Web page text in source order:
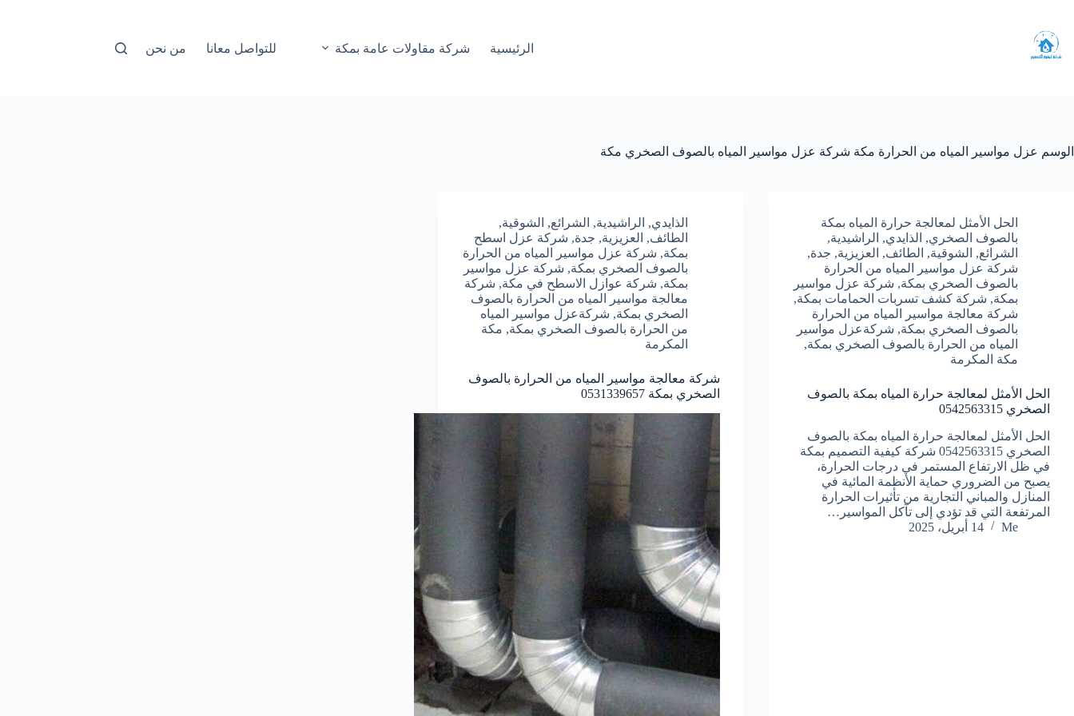
المحتوى
الرئيسية شركة مقاولات عامة بمكة للتواصل معانا من نحن
الوسم عزل مواسير المياه من الحرارة مكة شركة عزل مواسير المياه بالصوف الصخري مكة
الحل الأمثل لمعالجة حرارة المياه بمكة
بالصوف الصخري, الذايدي, الراشيدية,
الشرائع, الشوقية, الطائف, العزيزية, جدة,
شركة عزل مواسير المياه من الحرارة
بالصوف الصخري بمكة, شركة عزل مواسير
بمكة, شركة كشف تسربات الحمامات بمكة,
شركة معالجة مواسير المياه من الحرارة
بالصوف الصخري بمكة, شركةعزل مواسير
المياه من الحرارة بالصوف الصخري بمكة,
مكة المكرمة
الحل الأمثل لمعالجة حرارة المياه بمكة بالصوف
الصخري 0542563315
الحل الأمثل لمعالجة حرارة المياه بمكة بالصوف
الصخري 0542563315 شركة كيفية التصميم بمكة
في ظل الارتفاع المستمر في درجات الحرارة،
يصبح من الضروري حماية الأنظمة المائية في
المنازل والمباني التجارية من تأثيرات الحرارة
المرتفعة التي قد تؤدي إلى تآكل المواسير…
Me
14 أبريل، 2025
الذايدي, الراشيدية, الشرائع, الشوقية,
الطائف, العزيزية, جدة, شركة عزل اسطح
بمكة, شركة عزل مواسير المياه من الحرارة
بالصوف الصخري بمكة, شركة عزل مواسير
بمكة, شركة عوازل الاسطح في مكة, شركة
معالجة مواسير المياه من الحرارة بالصوف
الصخري بمكة, شركةعزل مواسير المياه
من الحرارة بالصوف الصخري بمكة, مكة
المكرمة
شركة معالجة مواسير المياه من الحرارة بالصوف
الصخري بمكة 0531339657